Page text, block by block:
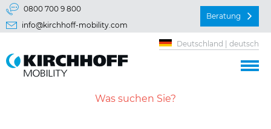
Springe direkt zu:
Hauptmenü
0800 700 9 800
info@kirchhoff-mobility.com
Beratung
Deutschland | deutsch